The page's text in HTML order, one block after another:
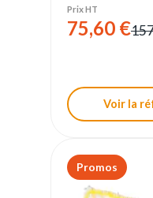
Prix HT
75,60 €
Voir la
Promos